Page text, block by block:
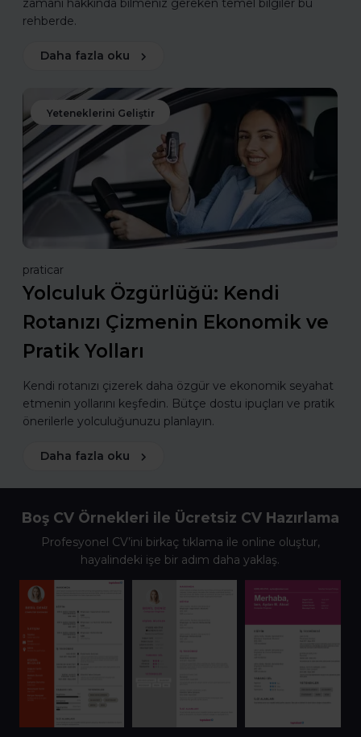
zamanı hakkında bilmeniz gereken temel bilgiler bu
rehberde.
Daha fazla oku
Yeteneklerini Geliştir
praticar
Yolculuk Özgürlüğü: Kendi
Rotanızı Çizmenin Ekonomik ve
Pratik Yolları
Kendi rotanızı çizerek daha özgür ve ekonomik seyahat
etmenin yollarını keşfedin. Bütçe dostu ipuçları ve pratik
önerilerle yolculuğunuzu planlayın.
Daha fazla oku
Boş CV Örnekleri ile Ücretsiz CV Hazırlama
Profesyonel CV’ini birkaç tıklama ile online oluştur,
hayalindeki işe bir adım daha yaklaş.